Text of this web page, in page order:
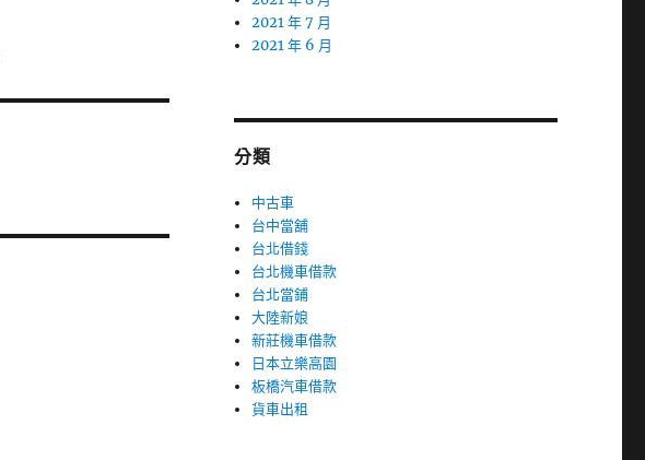
2021 年 7 月
2021 年 6 月
分類
中古車
台中當舖
台北借錢
台北機車借款
台北當鋪
大陸新娘
新莊機車借款
日本立樂高園
板橋汽車借款
貨車出租